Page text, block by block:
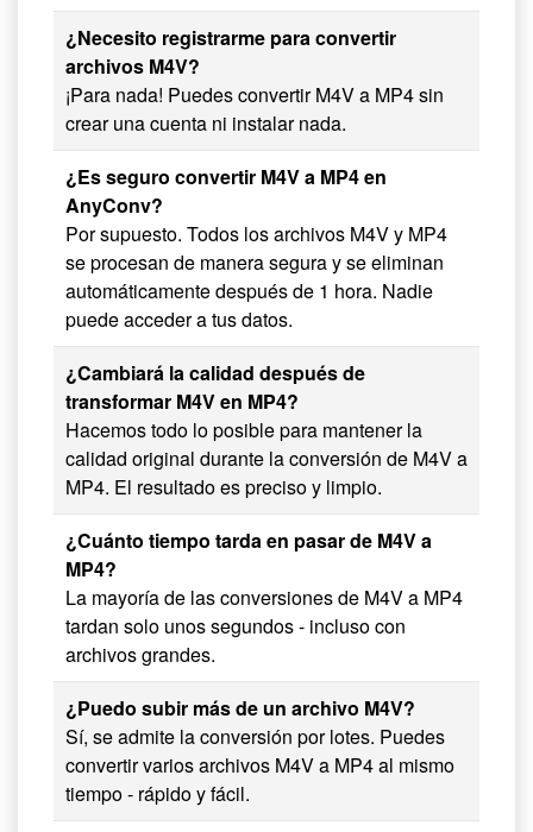
¿Necesito registrarme para convertir
archivos M4V?
¡Para nada! Puedes convertir M4V a MP4 sin
crear una cuenta ni instalar nada.
¿Es seguro convertir M4V a MP4 en
AnyConv?
Por supuesto. Todos los archivos M4V y MP4
se procesan de manera segura y se eliminan
automáticamente después de 1 hora. Nadie
puede acceder a tus datos.
¿Cambiará la calidad después de
transformar M4V en MP4?
Hacemos todo lo posible para mantener la
calidad original durante la conversión de M4V a
MP4. El resultado es preciso y limpio.
¿Cuánto tiempo tarda en pasar de M4V a
MP4?
La mayoría de las conversiones de M4V a MP4
tardan solo unos segundos - incluso con
archivos grandes.
¿Puedo subir más de un archivo M4V?
Sí, se admite la conversión por lotes. Puedes
convertir varios archivos M4V a MP4 al mismo
tiempo - rápido y fácil.